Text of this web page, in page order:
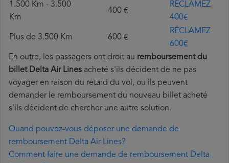
1.500 Km - 3.500
Km
400 €
RÉCLAMEZ
400€
Plus de 3.500 Km 600 €
RÉCLAMEZ
600€
En outre, les passagers ont droit au remboursement du
billet Delta Air Lines acheté s'ils décident de ne pas
voyager en raison du retard du vol, ou ils peuvent
demander le remboursement du nouveau billet acheté
s'ils décident de chercher une autre solution.
Quand pouvez-vous déposer une demande de
remboursement Delta Air Lines?
Comment faire une demande de remboursement Delta